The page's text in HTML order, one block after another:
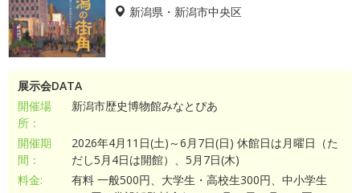
新潟県・新潟市中央区
展示会DATA
開催場
所：
新潟市歴史博物館みなとぴあ
開催期
間：
2026年4月11日(土)～6月7日(日) 休館日は月曜日（た
だし5月4日は開館）、5月7日(木)
料金:
有料 一般500円、大学生・高校生300円、中小学生